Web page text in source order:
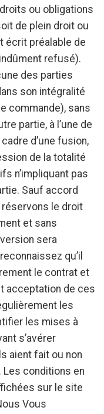
ou obligations
de plein droit ou
écrit préalable de
refusé).
des parties
son intégralité
commande), sans
partie, à l’une de
d’une fusion,
de la totalité
n’impliquant pas
Sauf accord
le droit
et sans
sera
qu’il
le contrat et
acceptation de ces
les
les mises à
s’avérer
aient fait ou non
Les conditions en
sur le site
Vous